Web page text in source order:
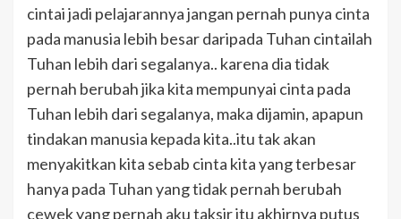
cintai jadi pelajarannya jangan pernah punya cinta
pada manusia lebih besar daripada Tuhan cintailah
Tuhan lebih dari segalanya.. karena dia tidak
pernah berubah jika kita mempunyai cinta pada
Tuhan lebih dari segalanya, maka dijamin, apapun
tindakan manusia kepada kita..itu tak akan
menyakitkan kita sebab cinta kita yang terbesar
hanya pada Tuhan yang tidak pernah berubah
cewek yang pernah aku taksir itu akhirnya putus